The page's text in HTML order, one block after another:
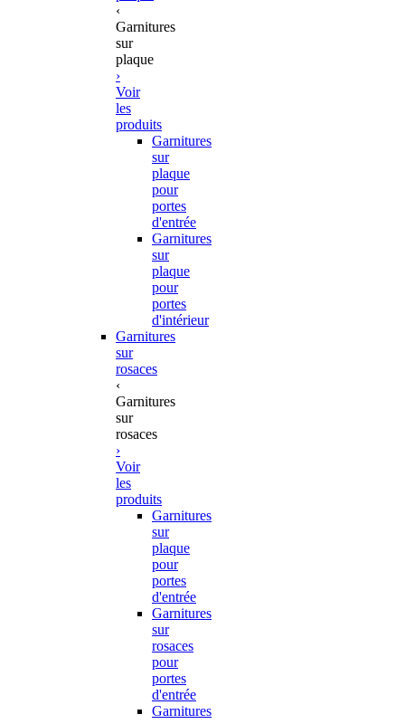
‹
Garnitures
sur
plaque
›
Voir
les
produits
Garnitures
sur
plaque
pour
portes
d'entrée
Garnitures
sur
plaque
pour
portes
d'intérieur
Garnitures
sur
rosaces
‹
Garnitures
sur
rosaces
›
Voir
les
produits
Garnitures
sur
plaque
pour
portes
d'entrée
Garnitures
sur
rosaces
pour
portes
d'entrée
Garnitures